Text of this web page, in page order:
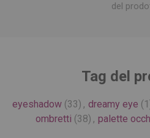
del
Tag del
eyeshadow (33) , dreamy eye
ombretti (38) , palette